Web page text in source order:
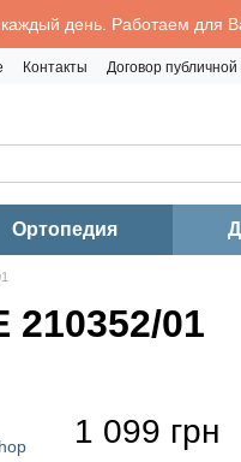
день. Работаем для
Контакты
Договор
Ортопедия
01
1 099 грн